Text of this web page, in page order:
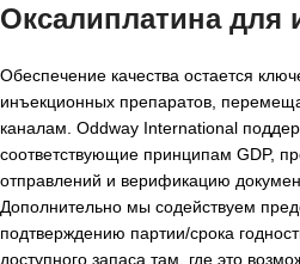
Оксалиплатина для
Обеспечение качества остается
инъекционных препаратов,
каналам. Oddway International
соответствующие принципам GDP,
отправлений и верификацию
Дополнительно мы содействуем
подтверждению партии/срока
доступного запаса там, где это